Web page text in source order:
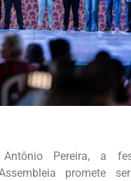
Pereira, a
promete